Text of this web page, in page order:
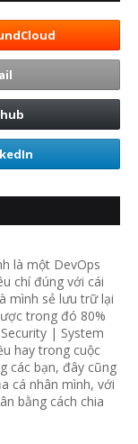
là một DevOps
chí đúng với cái
mình sẻ lưu trữ lại
trong đó 80%
| System
hay trong cuộc
các bạn, đây cũng
cá nhân mình, với
bằng cách chia